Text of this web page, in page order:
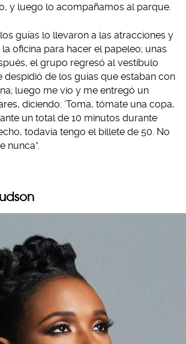
y luego lo acompañamos al parque.
guías lo llevaron a las atracciones y
oficina para hacer el papeleo; unas
el grupo regresó al vestíbulo
despidió de los guías que estaban con
luego me vio y me entregó un
diciendo: ‘Toma, tómate una copa,
un total de 10 minutos durante
todavía tengo el billete de 50. No
nunca”.